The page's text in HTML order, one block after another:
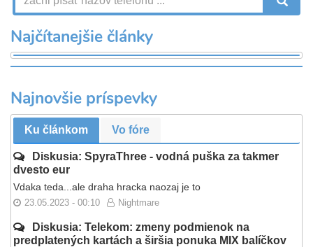
Najčítanejšie články
Najnovšie príspevky
Ku článkom Vo fóre
Diskusia: SpyraThree - vodná puška za takmer
dvesto eur
Vdaka teda...ale draha hracka naozaj je to
23.05.2023 - 00:10 Nightmare
Diskusia: Telekom: zmeny podmienok na
predplatených kartách a širšia ponuka MIX balíčkov